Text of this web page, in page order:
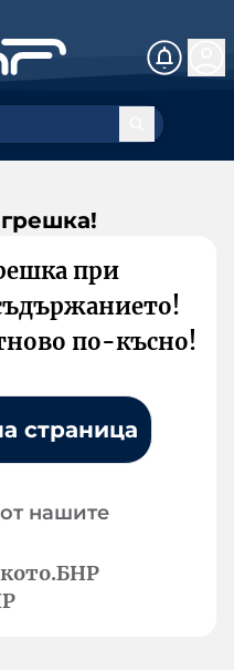
при
по-късно!
страница
нашите